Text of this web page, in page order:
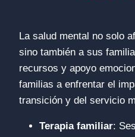
La salud mental no solo
sino también a sus
recursos y apoyo
familias a enfrentar el
transición y del servicio
Terapia familiar: